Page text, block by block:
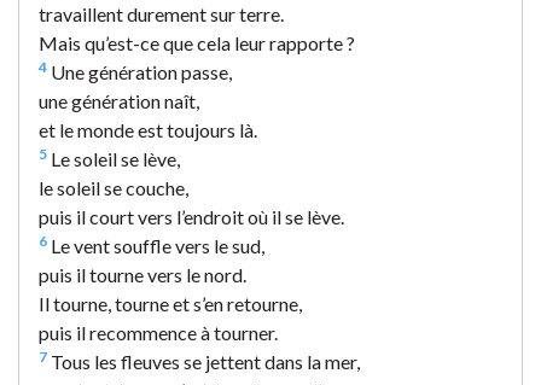
travaillent durement sur terre.
Mais qu’est-ce que cela leur rapporte ?
4 Une génération passe,
une génération naît,
et le monde est toujours là.
5 Le soleil se lève,
le soleil se couche,
puis il court vers l’endroit où il se lève.
6 Le vent souffle vers le sud,
puis il tourne vers le nord.
Il tourne, tourne et s’en retourne,
puis il recommence à tourner.
7 Tous les fleuves se jettent dans la mer,